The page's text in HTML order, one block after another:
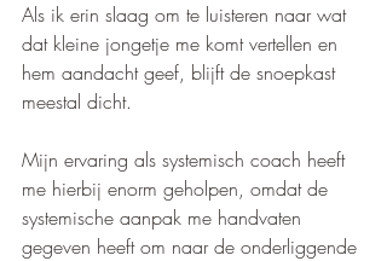
Als ik erin slaag om te luisteren naar wat
dat kleine jongetje me komt vertellen en
hem aandacht geef, blijft de snoepkast
meestal dicht.
Mijn ervaring als systemisch coach heeft
me hierbij enorm geholpen, omdat de
systemische aanpak me handvaten
gegeven heeft om naar de onderliggende